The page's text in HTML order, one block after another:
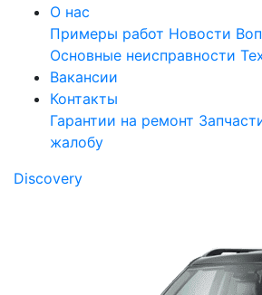
О нас
Примеры работ Новости
Основные неисправности
Вакансии
Контакты
Гарантии на ремонт
жалобу
Discovery